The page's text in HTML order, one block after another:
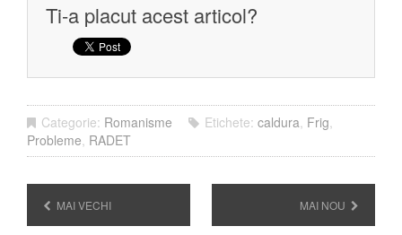
Ti-a placut acest articol?
Categorie: Romanisme Etichete: caldura, Frig,
Probleme, RADET
MAI VECHI MAI NOU